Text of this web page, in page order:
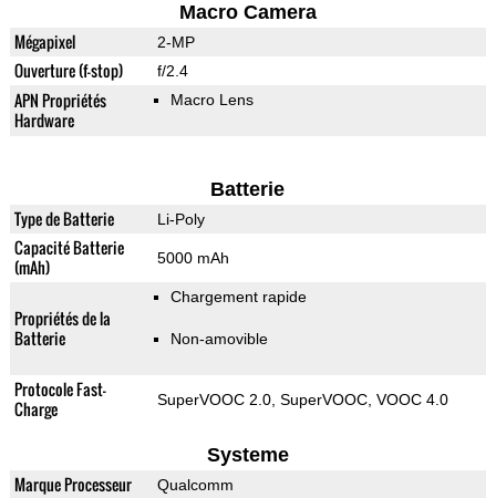
Macro Camera
Mégapixel 2-MP
Ouverture (f-stop) f/2.4
APN Propriétés
Hardware
Macro Lens
Batterie
Type de Batterie Li-Poly
Capacité Batterie
(mAh)
5000 mAh
Propriétés de la
Batterie
Chargement rapide
Non-amovible
Protocole Fast-
Charge
SuperVOOC 2.0, SuperVOOC, VOOC 4.0
Systeme
Marque Processeur Qualcomm